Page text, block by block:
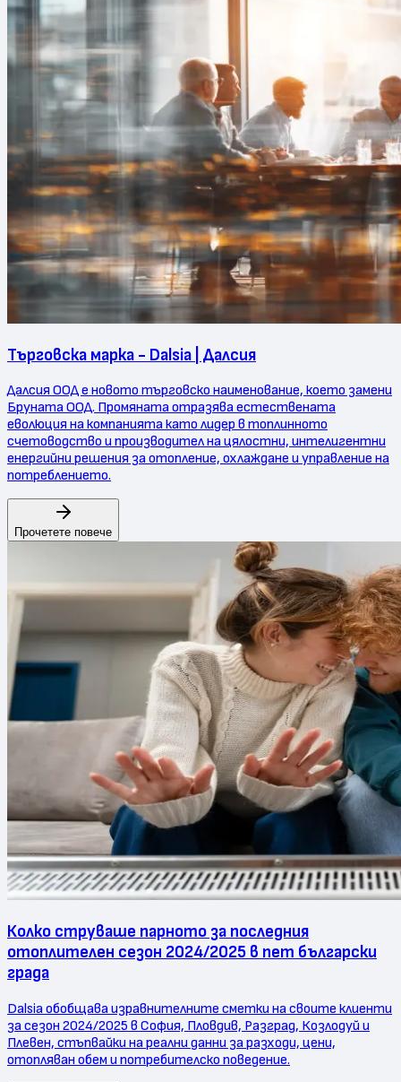
Търговска марка - Dalsia | Далсия
Далсия ООД е новото търговско наименование, което замени
Бруната ООД. Промяната отразява естествената
еволюция на компанията като лидер в топлинното
счетоводство и производител на цялостни, интелигентни
енергийни решения за отопление, охлаждане и управление на
потреблението.
Прочетете повече
Колко струваше парното за последния
отоплителен сезон 2024/2025 в пет български
града
Dalsia обобщава изравнителните сметки на своите клиенти
за сезон 2024/2025 в София, Пловдив, Разград, Козлодуй и
Плевен, стъпвайки на реални данни за разходи, цени,
отопляван обем и потребителско поведение.